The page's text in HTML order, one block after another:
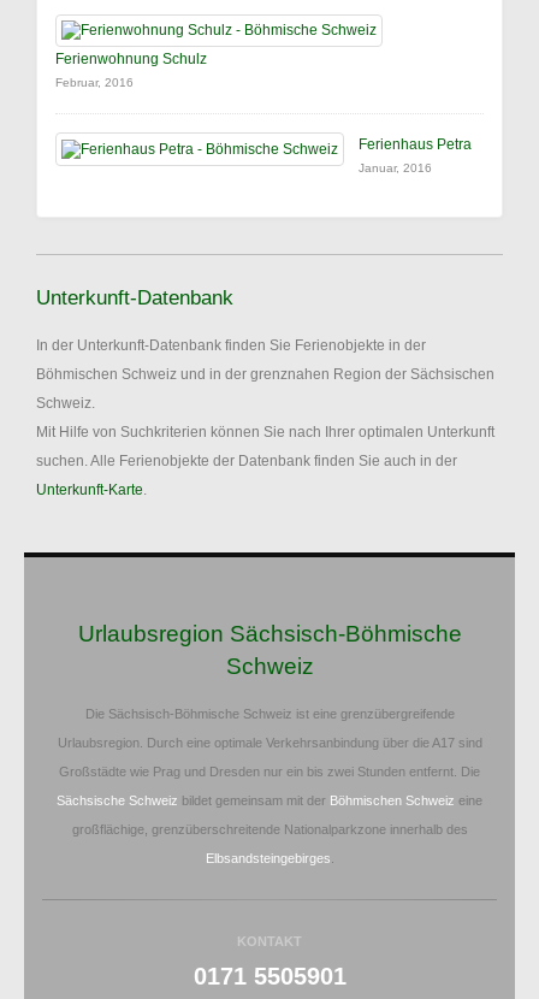
Ferienwohnung Schulz
Februar, 2016
Ferienhaus Petra
Januar, 2016
Unterkunft-Datenbank
In der Unterkunft-Datenbank finden Sie Ferienobjekte in der
Böhmischen Schweiz und in der grenznahen Region der Sächsischen
Schweiz.
Mit Hilfe von Suchkriterien können Sie nach Ihrer optimalen Unterkunft
suchen. Alle Ferienobjekte der Datenbank finden Sie auch in der
Unterkunft-Karte.
Urlaubsregion Sächsisch-Böhmische
Schweiz
Die Sächsisch-Böhmische Schweiz ist eine grenzübergreifende
Urlaubsregion. Durch eine optimale Verkehrsanbindung über die A17 sind
Großstädte wie Prag und Dresden nur ein bis zwei Stunden entfernt. Die
Sächsische Schweiz bildet gemeinsam mit der Böhmischen Schweiz eine
großflächige, grenzüberschreitende Nationalparkzone innerhalb des
Elbsandsteingebirges
KONTAKT
0171 5505901